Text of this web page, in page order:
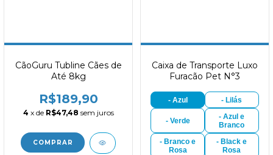
CãoGuru Tubline Cães de
Até 8kg
R$189,90
4 x de R$47,48 sem juros
Caixa de Transporte Luxo
Furacão Pet N°3
- Azul - Lilás
- Verde
- Azul e
Branco
- Branco e
Rosa
- Black e
Rosa